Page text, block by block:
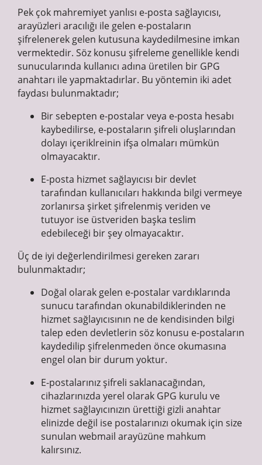
Pek çok mahremiyet yanlısı e-posta sağlayıcısı,
arayüzleri aracılığı ile gelen e-postaların
şifrelenerek gelen kutusuna kaydedilmesine imkan
vermektedir. Söz konusu şifreleme genellikle kendi
sunucularında kullanıcı adına üretilen bir GPG
anahtarı ile yapmaktadırlar. Bu yöntemin iki adet
faydası bulunmaktadır;
Bir sebepten e-postalar veya e-posta hesabı
kaybedilirse, e-postaların şifreli oluşlarından
dolayı içeriklreinin ifşa olmaları mümkün
olmayacaktır.
E-posta hizmet sağlayıcısı bir devlet
tarafından kullanıcıları hakkında bilgi vermeye
zorlanırsa şirket şifrelenmiş veriden ve
tutuyor ise üstveriden başka teslim
edebileceği bir şey olmayacaktır.
Üç de iyi değerlendirilmesi gereken zararı
bulunmaktadır;
Doğal olarak gelen e-postalar vardıklarında
sunucu tarafından okunabildiklerinden ne
hizmet sağlayıcısının ne de kendisinden bilgi
talep eden devletlerin söz konusu e-postaların
kaydedilip şifrelenmeden önce okumasına
engel olan bir durum yoktur.
E-postalarınız şifreli saklanacağından,
cihazlarınızda yerel olarak GPG kurulu ve
hizmet sağlayıcınızın ürettiği gizli anahtar
elinizde değil ise postalarınızı okumak için size
sunulan webmail arayüzüne mahkum
kalırsınız.